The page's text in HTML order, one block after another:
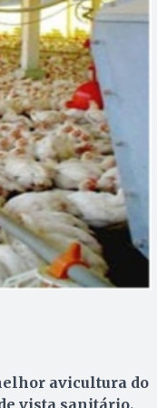
avicultura do